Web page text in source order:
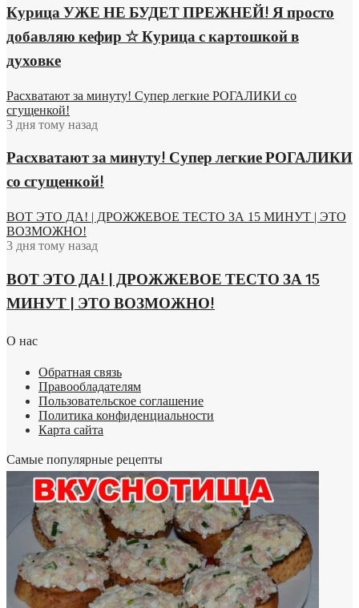
Курица УЖЕ НЕ БУДЕТ ПРЕЖНЕЙ! Я просто
добавляю кефир ☆ Курица с картошкой в
духовке
Расхватают за минуту! Супер легкие РОГАЛИКИ со
сгущенкой!
3 дня тому назад
Расхватают за минуту! Супер легкие РОГАЛИКИ
со сгущенкой!
ВОТ ЭТО ДА! | ДРОЖЖЕВОЕ ТЕСТО ЗА 15 МИНУТ | ЭТО
ВОЗМОЖНО!
3 дня тому назад
ВОТ ЭТО ДА! | ДРОЖЖЕВОЕ ТЕСТО ЗА 15
МИНУТ | ЭТО ВОЗМОЖНО!
О нас
Обратная связь
Правообладателям
Пользовательское соглашение
Политика конфиденциальности
Карта сайта
Самые популярные рецепты